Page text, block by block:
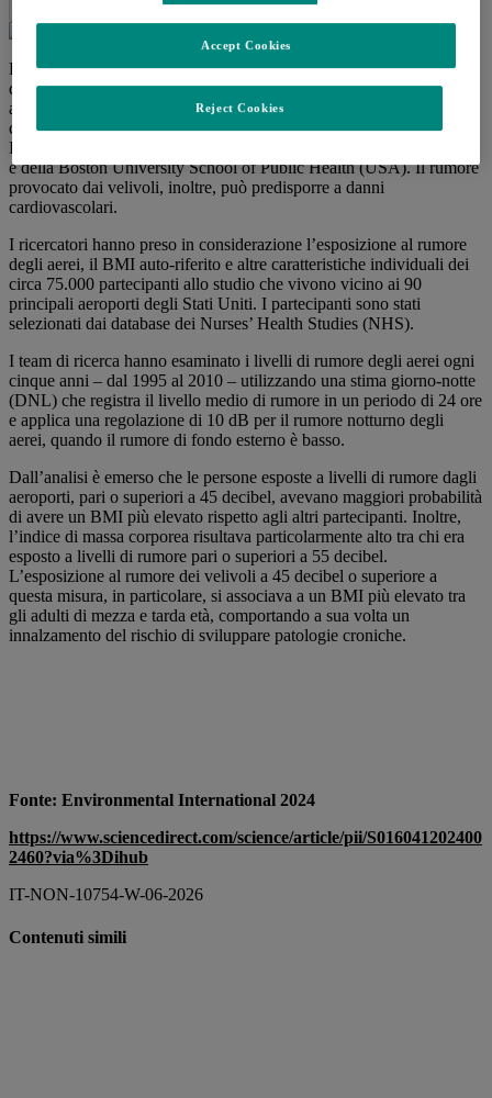
Le persone esposte a elevati livelli di inquinamento acustico,
derivante dagli aerei e dagli elicotteri, hanno maggiori probabilità di
avere un indice di massa corporea (BMI) elevato. A questa
conclusione è giunto uno studio pubblicato da Environmental
International e condotto da ricercatori della Oregon State University
e della Boston University School of Public Health (USA). Il rumore
provocato dai velivoli, inoltre, può predisporre a danni
cardiovascolari.
I ricercatori hanno preso in considerazione l’esposizione al rumore
degli aerei, il BMI auto-riferito e altre caratteristiche individuali dei
circa 75.000 partecipanti allo studio che vivono vicino ai 90
principali aeroporti degli Stati Uniti. I partecipanti sono stati
selezionati dai database dei Nurses’ Health Studies (NHS).
I team di ricerca hanno esaminato i livelli di rumore degli aerei ogni
cinque anni – dal 1995 al 2010 – utilizzando una stima giorno-notte
(DNL) che registra il livello medio di rumore in un periodo di 24 ore
e applica una regolazione di 10 dB per il rumore notturno degli
aerei, quando il rumore di fondo esterno è basso.
Dall’analisi è emerso che le persone esposte a livelli di rumore dagli
aeroporti, pari o superiori a 45 decibel, avevano maggiori probabilità
di avere un BMI più elevato rispetto agli altri partecipanti. Inoltre,
l’indice di massa corporea risultava particolarmente alto tra chi era
esposto a livelli di rumore pari o superiori a 55 decibel.
L’esposizione al rumore dei velivoli a 45 decibel o superiore a
questa misura, in particolare, si associava a un BMI più elevato tra
gli adulti di mezza e tarda età, comportando a sua volta un
innalzamento del rischio di sviluppare patologie croniche.
Fonte: Environmental International 2024
https://www.sciencedirect.com/science/article/pii/S016041202400
2460?via%3Dihub
IT-NON-10754-W-06-2026
Contenuti simili
Reject Cookies
Accept Cookies